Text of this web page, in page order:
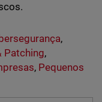
,
Patching,
, Pequenos